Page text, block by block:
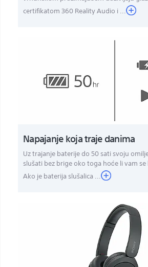
certifikatom 360 Reality Audio i ...
Napajanje koja traje danima
Uz trajanje baterije do 50 sati svoju
slušati bez brige oko toga hoće li vam
Ako je baterija slušalica ...